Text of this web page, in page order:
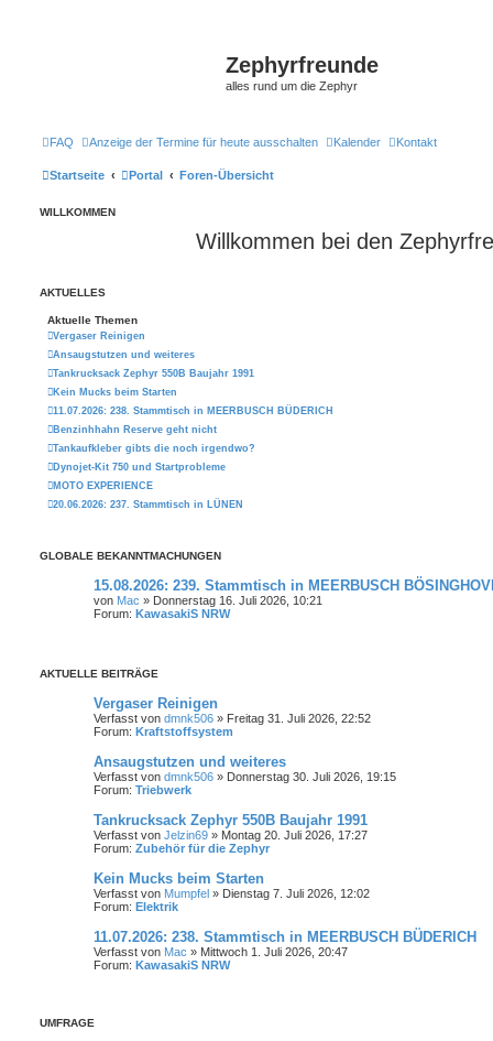
Zephyrfreunde
alles rund um die Zephyr
FAQ Anzeige der Termine für heute ausschalten Kalender Kontakt
Startseite Portal Foren-Übersicht
WILLKOMMEN
Willkommen bei den
AKTUELLES
Aktuelle Themen
Vergaser Reinigen
Ansaugstutzen und weiteres
Tankrucksack Zephyr 550B Baujahr 1991
Kein Mucks beim Starten
11.07.2026: 238. Stammtisch in MEERBUSCH BÜDERICH
Benzinhhahn Reserve geht nicht
Tankaufkleber gibts die noch irgendwo?
Dynojet-Kit 750 und Startprobleme
MOTO EXPERIENCE
20.06.2026: 237. Stammtisch in LÜNEN
GLOBALE BEKANNTMACHUNGEN
15.08.2026: 239. Stammtisch in MEERBUSCH
von Mac » Donnerstag 16. Juli 2026, 10:21
Forum: KawasakiS NRW
AKTUELLE BEITRÄGE
Vergaser Reinigen
Verfasst von dmnk506 » Freitag 31. Juli 2026, 22:52
Forum: Kraftstoffsystem
Ansaugstutzen und weiteres
Verfasst von dmnk506 » Donnerstag 30. Juli 2026, 19:15
Forum: Triebwerk
Tankrucksack Zephyr 550B Baujahr 1991
Verfasst von Jelzin69 » Montag 20. Juli 2026, 17:27
Forum: Zubehör für die Zephyr
Kein Mucks beim Starten
Verfasst von Mumpfel » Dienstag 7. Juli 2026, 12:02
Forum: Elektrik
11.07.2026: 238. Stammtisch in MEERBUSCH BÜDERICH
Verfasst von Mac » Mittwoch 1. Juli 2026, 20:47
Forum: KawasakiS NRW
UMFRAGE